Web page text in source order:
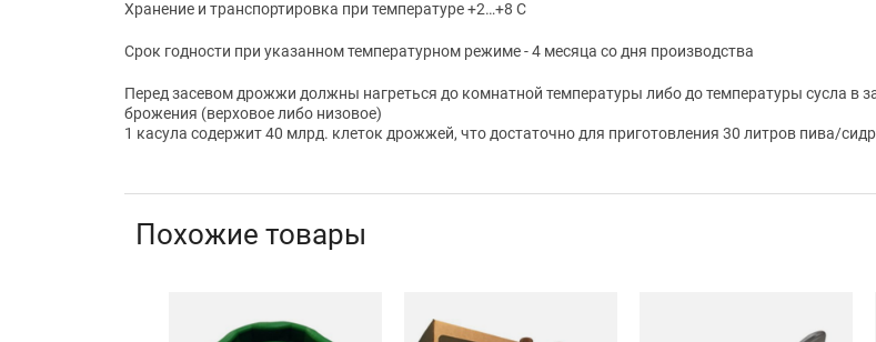
Хранение и транспортировка при температуре +2…+8 C
Срок годности при указанном температурном режиме - 4 месяца со дня производства
Перед засевом дрожжи должны нагреться до комнатной температуры либо до температуры сусла в
брожения (верховое либо низовое)
1 касула содержит 40 млрд. клеток дрожжей, что достаточно для приготовления 30 литров пива/
Похожие товары